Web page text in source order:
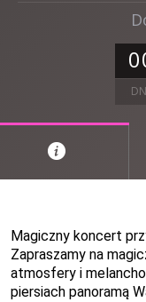
0
Magiczny koncert
Zapraszamy na
atmosfery i
piersiach panoramą